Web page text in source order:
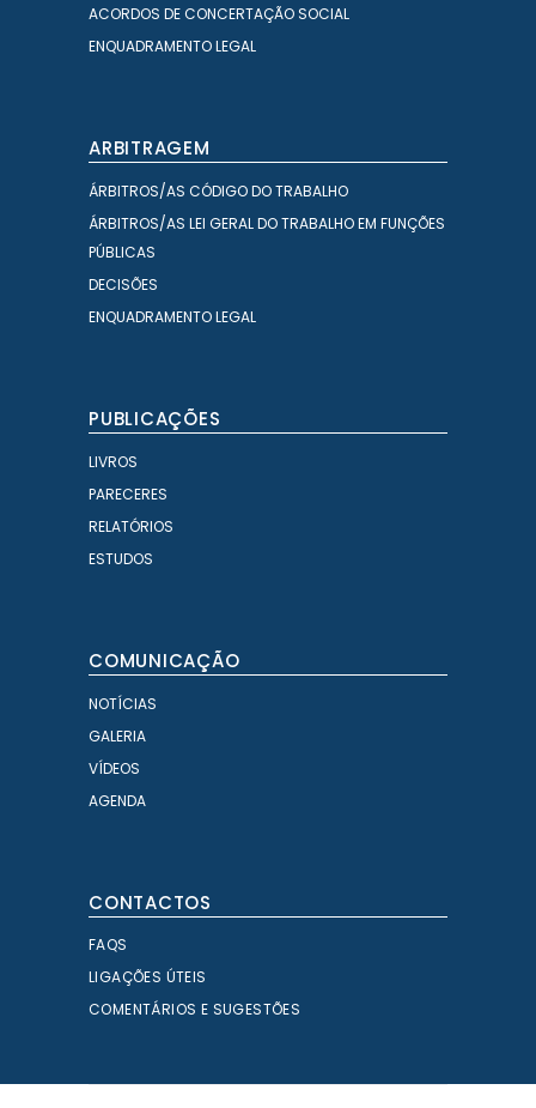
ACORDOS DE CONCERTAÇÃO SOCIAL
ENQUADRAMENTO LEGAL
ARBITRAGEM
ÁRBITROS/AS CÓDIGO DO TRABALHO
ÁRBITROS/AS LEI GERAL DO TRABALHO EM FUNÇÕES
PÚBLICAS
DECISÕES
ENQUADRAMENTO LEGAL
PUBLICAÇÕES
LIVROS
PARECERES
RELATÓRIOS
ESTUDOS
COMUNICAÇÃO
NOTÍCIAS
GALERIA
VÍDEOS
AGENDA
CONTACTOS
FAQS
LIGAÇÕES ÚTEIS
COMENTÁRIOS E SUGESTÕES